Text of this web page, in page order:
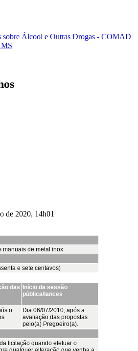
sobre Álcool e Outras Drogas - COMAD
de 2020, 14h01
manuais de metal inox.
e sete centavos)
das
Início da sessão
pública/lances
o
Dia 06/07/2010, após a
avaliação das propostas
pelo(a) Pregoeiro(a).
licitação quando efetuar o